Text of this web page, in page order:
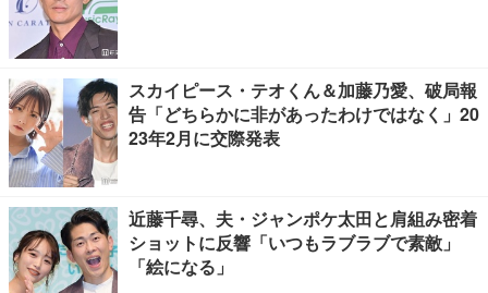
スカイピース・テオくん＆加藤乃愛、破局報
告「どちらかに非があったわけではなく」20
23年2月に交際発表
近藤千尋、夫・ジャンポケ太田と肩組み密着
ショットに反響「いつもラブラブで素敵」
「絵になる」